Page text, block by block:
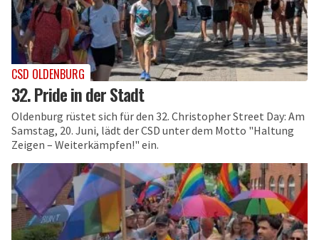
CSD OLDENBURG
32. Pride in der Stadt
Oldenburg rüstet sich für den 32. Christopher Street Day: Am
Samstag, 20. Juni, lädt der CSD unter dem Motto "Haltung
Zeigen – Weiterkämpfen!" ein.